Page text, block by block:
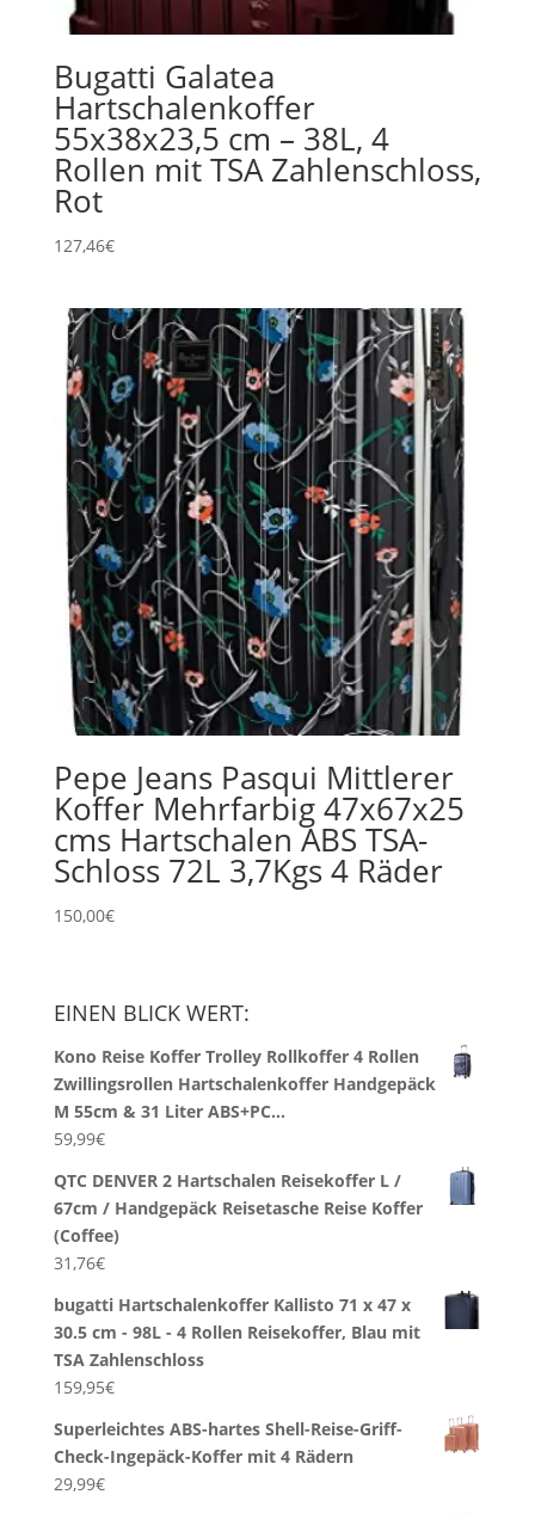
Bugatti Galatea
Hartschalenkoffer
55x38x23,5 cm – 38L, 4
Rollen mit TSA Zahlenschloss,
Rot
127,46€
Pepe Jeans Pasqui Mittlerer
Koffer Mehrfarbig 47x67x25
cms Hartschalen ABS TSA-
Schloss 72L 3,7Kgs 4 Räder
150,00€
EINEN BLICK WERT:
Kono Reise Koffer Trolley Rollkoffer 4 Rollen
Zwillingsrollen Hartschalenkoffer Handgepäck
M 55cm & 31 Liter ABS+PC…
59,99€
QTC DENVER 2 Hartschalen Reisekoffer L /
67cm / Handgepäck Reisetasche Reise Koffer
(Coffee)
31,76€
bugatti Hartschalenkoffer Kallisto 71 x 47 x
30.5 cm - 98L - 4 Rollen Reisekoffer, Blau mit
TSA Zahlenschloss
159,95€
Superleichtes ABS-hartes Shell-Reise-Griff-
Check-Ingepäck-Koffer mit 4 Rädern
29,99€